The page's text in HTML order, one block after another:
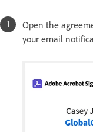
Open the
your email